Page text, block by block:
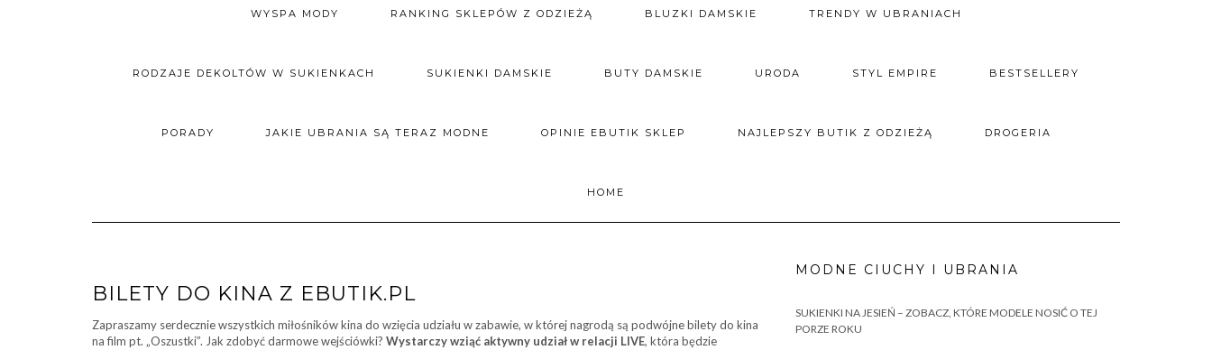
WYSPA MODY RANKING SKLEPÓW Z ODZIEŻĄ BLUZKI DAMSKIE TRENDY W UBRANIACH
RODZAJE DEKOLTÓW W SUKIENKACH SUKIENKI DAMSKIE BUTY DAMSKIE URODA STYL EMPIRE BESTSELLERY
PORADY JAKIE UBRANIA SĄ TERAZ MODNE OPINIE EBUTIK SKLEP NAJLEPSZY BUTIK Z ODZIEŻĄ DROGERIA
HOME
BILETY DO KINA Z EBUTIK.PL
Zapraszamy serdecznie wszystkich miłośników kina do wzięcia udziału w zabawie, w której nagrodą są podwójne bilety do kina
na film pt. „Oszustki”. Jak zdobyć darmowe wejściówki? Wystarczy wziąć aktywny udział w relacji LIVE, która będzie
MODNE CIUCHY I UBRANIA
SUKIENKI NA JESIEŃ – ZOBACZ, KTÓRE MODELE NOSIĆ O TEJ
PORZE ROKU